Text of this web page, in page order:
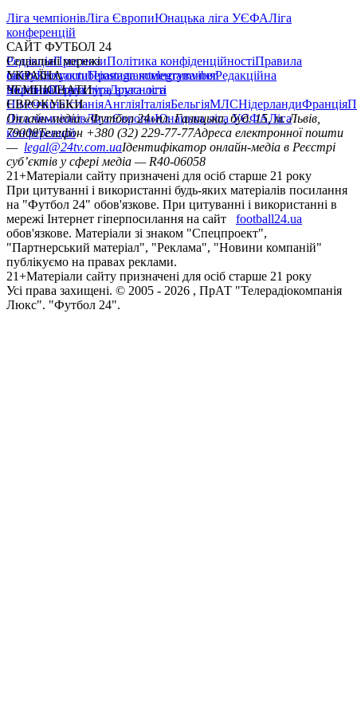
Ліга чемпіонівЛіга ЄвропиЮнацька ліга УЄФАЛіга
конференцій
САЙТ ФУТБОЛ 24
РедакціяПрогнозиПолітика конфіденційностіПравила
сайтуКонтактиПравила коментуванняРедакційна
політикаСтруктура власності
Соціальні мережі
facebookxyoutubeinstagramtelegramviber
УКРАЇНА
УкраїнаПерша лігаДруга ліга
ЧЕМПІОНАТИ
НімеччинаІспаніяАнгліяІталіяБельгіяМЛСНідерландиФранція
ЄВРОКУБКИ
Ліга чемпіонівЛіга ЄвропиЮнацька ліга УЄФАЛіга
конференцій
Онлайн-медіа «Футбол 24»пл. Галицька, буд. 15, м. Львів,
79008Телефон +380 (32) 229-77-77Адреса електронної пошти
— legal@24tv.com.uaІдентифікатор онлайн-медіа в Реєстрі
суб’єктів у сфері медіа — R40-06058
21+Матеріали сайту призначені для осіб старше 21 року
При цитуванні і використанні будь-яких матеріалів посилання
на "Футбол 24" обов'язкове. При цитуванні і використанні в
мережі Інтернет гіперпосилання на сайт
football24.ua
обов'язкове. Матеріали зі знаком "Спецпроект",
"Партнерський матеріал", "Реклама", "Новини компаній"
публікуємо на правах реклами.
21+Матеріали сайту призначені для осіб старше 21 року
Усi права захищенi. © 2005 - 2026 , ПрАТ "Телерадіокомпанія
Люкс". "Футбол 24".